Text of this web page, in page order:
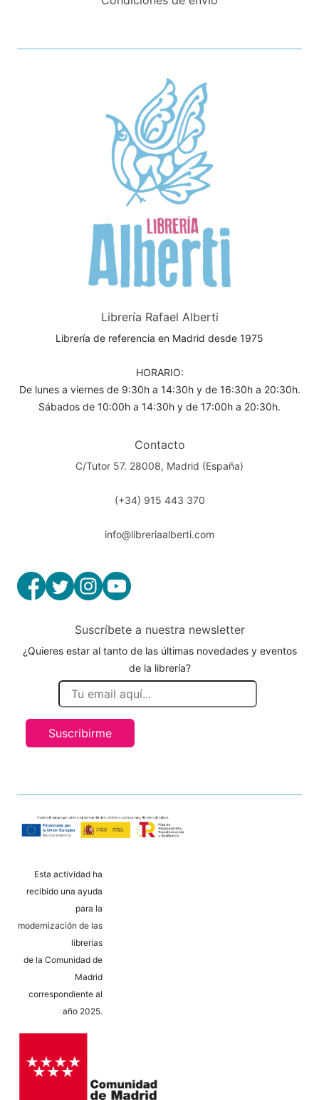
Librería Rafael Alberti
Librería de referencia en Madrid desde 1975
HORARIO:
De lunes a viernes de 9:30h a 14:30h y de 16:30h a 20:30h.
Sábados de 10:00h a 14:30h y de 17:00h a 20:30h.
Contacto
C/Tutor 57. 28008, Madrid (España)
(+34) 915 443 370
info@libreriaalberti.com
Suscríbete a nuestra newsletter
¿Quieres estar al tanto de las últimas novedades y eventos
de la librería?
Suscribirme
Esta actividad ha
recibido una ayuda
para la
modernización de las
librerías
de la Comunidad de
Madrid
correspondiente al
año 2025.